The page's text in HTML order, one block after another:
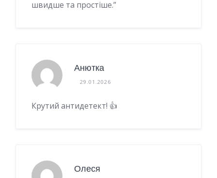
швидше та простіше.”
Анютка
29.01.2026
Крутий антидетект! 👍
Олеся